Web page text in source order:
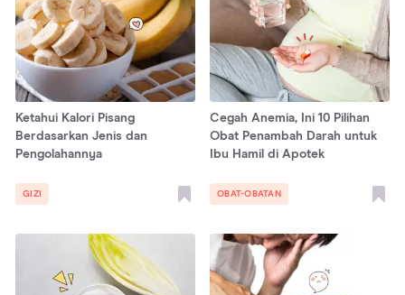
Ketahui Kalori Pisang
Berdasarkan Jenis dan
Pengolahannya
GIZI
Cegah Anemia, Ini 10 Pilihan
Obat Penambah Darah untuk
Ibu Hamil di Apotek
OBAT-OBATAN